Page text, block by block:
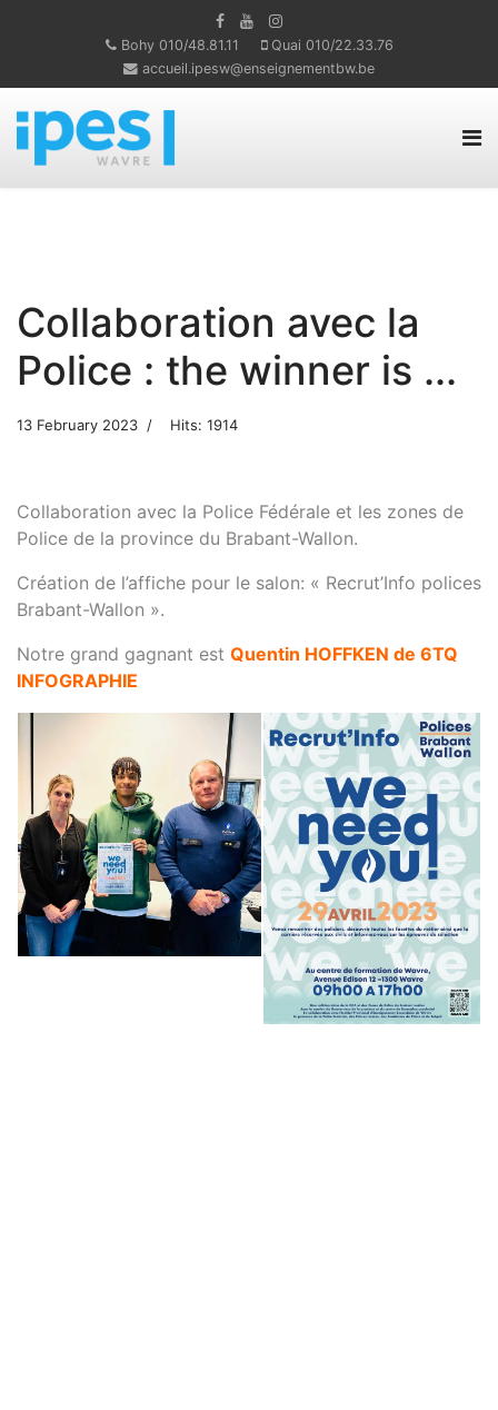
Bohy 010/48.81.11
Quai 010/22.33.76
accueil.ipesw@enseignementbw.be
Collaboration avec la
Police : the winner is ...
13 February 2023 Hits: 1914
Collaboration avec la Police Fédérale et les zones de
Police de la province du Brabant-Wallon.
Création de l’affiche pour le salon: « Recrut’Info polices
Brabant-Wallon ».
Notre grand gagnant est Quentin HOFFKEN de 6TQ
INFOGRAPHIE